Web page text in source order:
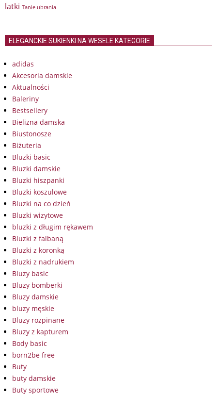
latki Tanie ubrania
ELEGANCKIE SUKIENKI NA WESELE KATEGORIE
adidas
Akcesoria damskie
Aktualności
Baleriny
Bestsellery
Bielizna damska
Biustonosze
Biżuteria
Bluzki basic
Bluzki damskie
Bluzki hiszpanki
Bluzki koszulowe
Bluzki na co dzień
Bluzki wizytowe
bluzki z długim rękawem
Bluzki z falbaną
Bluzki z koronką
Bluzki z nadrukiem
Bluzy basic
Bluzy bomberki
Bluzy damskie
bluzy męskie
Bluzy rozpinane
Bluzy z kapturem
Body basic
born2be free
Buty
buty damskie
Buty sportowe